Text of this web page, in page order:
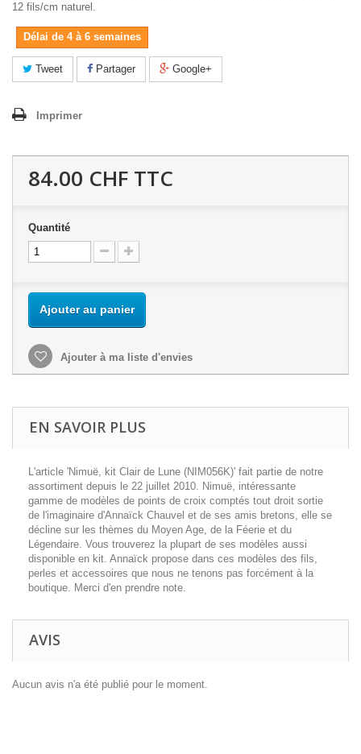
12 fils/cm naturel.
Délai de 4 à 6 semaines
Tweet Partager Google+
Imprimer
84.00 CHF TTC
Quantité
Ajouter au panier
Ajouter à ma liste d'envies
EN SAVOIR PLUS
L'article 'Nimuë, kit Clair de Lune (NIM056K)' fait partie de notre
assortiment depuis le 22 juillet 2010. Nimuë, intéressante
gamme de modèles de points de croix comptés tout droit sortie
de l'imaginaire d'Annaïck Chauvel et de ses amis bretons, elle se
décline sur les thèmes du Moyen Age, de la Féerie et du
Légendaire. Vous trouverez la plupart de ses modèles aussi
disponible en kit. Annaïck propose dans ces modèles des fils,
perles et accessoires que nous ne tenons pas forcément à la
boutique. Merci d'en prendre note.
AVIS
Aucun avis n'a été publié pour le moment.